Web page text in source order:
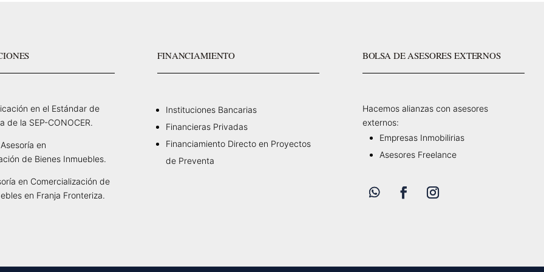
en el Estándar de
de la SEP-CONOCER.
en
de Bienes Inmuebles.
en Comercialización de
en Franja Fronteriza.
FINANCIAMIENTO
Instituciones Bancarias
Financieras Privadas
Financiamiento Directo en Proyectos
de Preventa
BOLSA DE ASESORES EXTERNOS
Hacemos alianzas con asesores
externos:
Empresas Inmobilirias
Asesores Freelance